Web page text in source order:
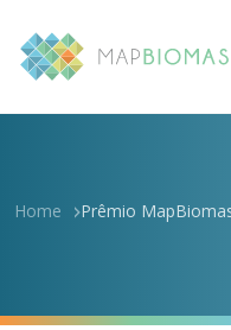
Home Prêmio